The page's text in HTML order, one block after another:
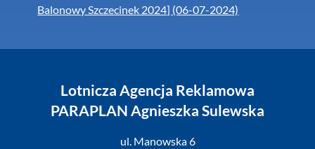
Balonowy Szczecinek 2024] (06-07-2024)
Lotnicza Agencja Reklamowa
PARAPLAN Agnieszka Sulewska
ul. Manowska 6